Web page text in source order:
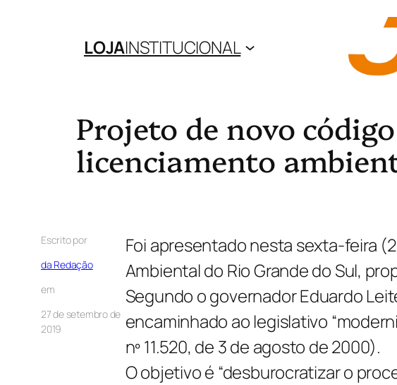
LOJAINSTITUCIONAL
Projeto de novo
licenciamento
Escrito por
da Redação
em
27 de setembro de
2019
Foi apresentado nesta sexta-feira
Ambiental do Rio Grande do Sul,
Segundo o governador Eduardo
encaminhado ao legislativo
nº 11.520, de 3 de agosto de 2000).
O objetivo é “desburocratizar o